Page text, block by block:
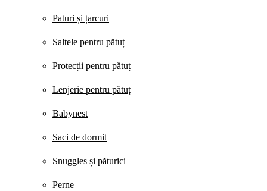
Paturi și țarcuri
Saltele pentru pătuț
Protecții pentru pătuț
Lenjerie pentru pătuț
Babynest
Saci de dormit
Snuggles și păturici
Perne